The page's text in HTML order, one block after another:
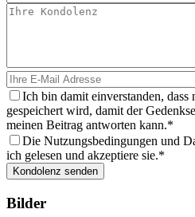
Ich bin damit einverstanden,
gespeichert wird, damit der
meinen Beitrag antworten kann.
Die Nutzungsbedingungen und
ich gelesen und akzeptiere sie.
Bilder